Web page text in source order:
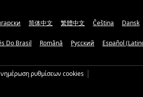
简体中文 繁體中文 Čeština Dansk
Do Brasil Română Русский Español
ρυθμίσεων cookies